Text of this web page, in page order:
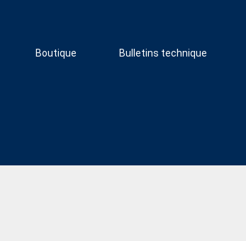
Boutique Bulletins technique